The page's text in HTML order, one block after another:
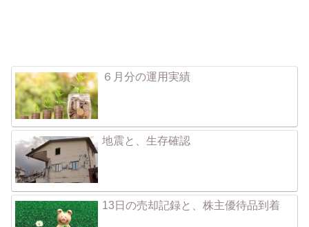
６月分の運用実績
地震と、生存確認
13日の売却記録と、株主優待品到着